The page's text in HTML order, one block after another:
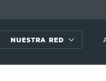
NUESTRA RED